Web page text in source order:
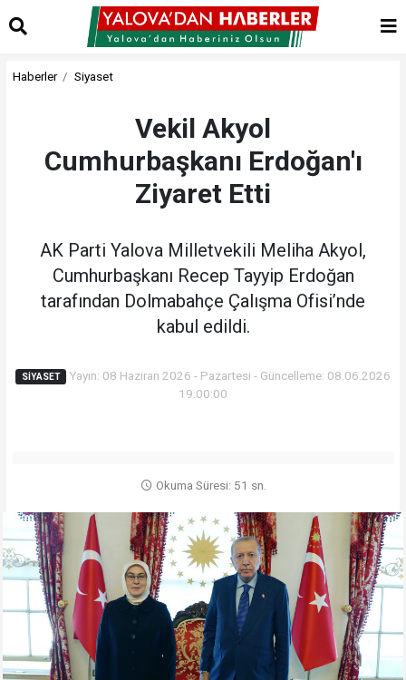
Haberler Siyaset
Vekil Akyol
Cumhurbaşkanı Erdoğan'ı
Ziyaret Etti
AK Parti Yalova Milletvekili Meliha Akyol,
Cumhurbaşkanı Recep Tayyip Erdoğan
tarafından Dolmabahçe Çalışma Ofisi’nde
kabul edildi.
SIYASET
Yayın: 08 Haziran 2026 - Pazartesi - Güncelleme: 08.06.2026
19:00:00
Okuma Süresi: 51 sn.